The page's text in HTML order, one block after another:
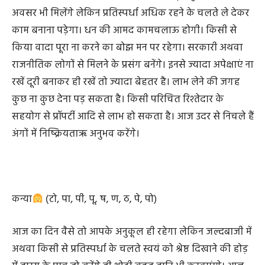
फिर भी परिस्थितियों को देखकर थोड़ी बहुत भागदौड़ करनी ही
पड़ेगी। शारीरिक एवं आर्थिक किसी भी प्रकार का जोखिम लेने से
बचें। कार्यक्षेत्र पर सामान्य व्यवसाय रहेगा थोड़े बहुत लाभ के
अवसर भी मिलेंगे लेकिन प्रतिस्पर्धा अधिक रहने के चलते ले देकर
काम बनाना पड़ेगा। धन की आमद कामचलाऊ होगी। किसी से
किया वादा पूरा ना करने का बोझ मन पर रहेगा। सरकारी अथवा
राजनीतिक लोगों से मिलने के प्रसंग बनेंगे। इनसे ज्यादा अपेक्षाएं ना
रखें दूरी बनाकर ही रखें तो ज्यादा बेहतर है। लाभ लेने की जगह
कुछ ना कुछ देना पड़ सकता है। किसी परिचित रिश्तेदार के
कन्या (टो, पा, पी, पू, ष, ण, ठ, पे, पो)